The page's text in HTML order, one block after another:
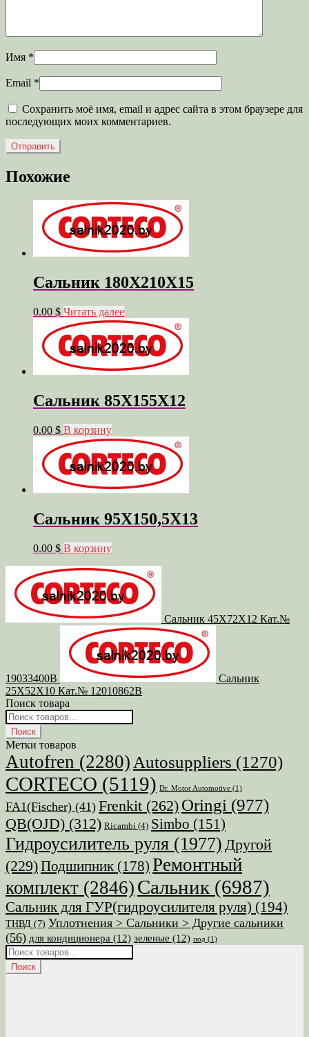
Имя *
Email *
Сохранить моё имя, email и адрес сайта в этом браузере для
последующих моих комментариев.
Похожие
Сальник 180X210X15
0.00 $ Читать далее
Сальник 85X155X12
0.00 $ В корзину
Сальник 95X150,5X13
0.00 $ В корзину
Сальник 45X72X12 Кат.№
19033400B
Сальник
25X52X10 Кат.№ 12010862B
Поиск товара
Поиск
товаров
Поиск
Метки товаров
Autofren (2280) Autosuppliers (1270)
CORTECO (5119) Dr. Motor Automotive (1)
FA1(Fischer) (41) Frenkit (262) Oringi (977)
QB(OJD) (312) Ricambi (4) Simbo (151)
Гидроусилитель руля (1977) Другой
(229)Подшипник (178) Ремонтный
комплект (2846) Сальник (6987)
Сальник для ГУР(гидроусилителя руля) (194)
ТНВД (7) Уплотнения > Сальники > Другие сальники
(56) для кондиционера (12) зеленые (12) под (1)
Поиск
товаров
Поиск